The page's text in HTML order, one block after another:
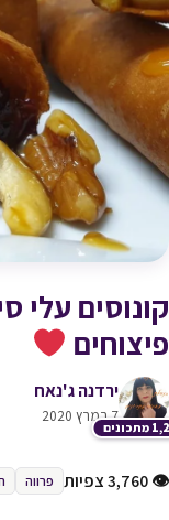
קונוסים עלי
פיצוחים
ירדנה ג'נאח
7 במרץ 2020
👁 3,760 צפיות פרווה